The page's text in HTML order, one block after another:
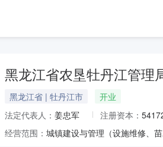
黑龙江省农垦牡丹江管理
黑龙江省 | 牡丹江市
开业
法定代表人： 姜忠军 注册资本：
经营范围： 城镇建设与管理（设施维修、